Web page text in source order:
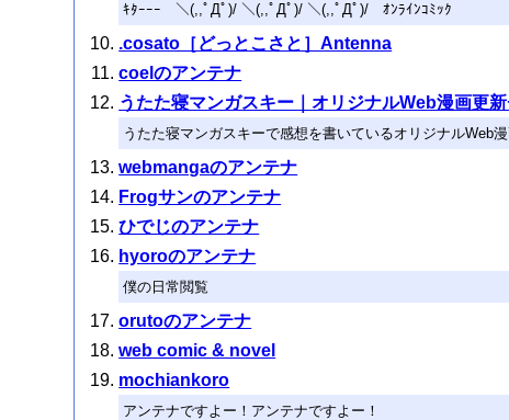
ｷﾀｰｰｰ ＼(,,ﾟДﾟ)/ ＼(,,ﾟДﾟ)/ ＼(,,ﾟДﾟ)/ ｵﾝﾗｲﾝｺﾐｯｸ
.cosato［どっとこさと］Antenna
coelのアンテナ
うたた寝マンガスキー｜オリジナルWeb漫画更
うたた寝マンガスキーで感想を書いているオリジナルWeb
webmangaのアンテナ
Frogサンのアンテナ
ひでじのアンテナ
hyoroのアンテナ
僕の日常閲覧
orutoのアンテナ
web comic & novel
mochiankoro
アンテナですよー！アンテナですよー！